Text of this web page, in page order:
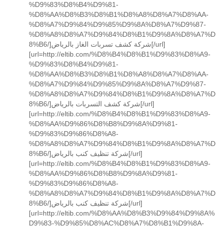
%D9%83%D8%B4%D9%81-
%D8%AA%D8%B3%D8%B1%D8%A8%D8%A7%D8%AA-
%D8%A7%D9%84%D9%85%D9%8A%D8%A7%D9%87-
%D8%A8%D8%A7%D9%84%D8%B1%D9%8A%D8%A7%D
8%B6/]شركة كشف تسربات الغاز بالرياض[/url]
[url=http://eltib.com/%D8%B4%D8%B1%D9%83%D8%A9-
%D9%83%D8%B4%D9%81-
%D8%AA%D8%B3%D8%B1%D8%A8%D8%A7%D8%AA-
%D8%A7%D9%84%D9%85%D9%8A%D8%A7%D9%87-
%D8%A8%D8%A7%D9%84%D8%B1%D9%8A%D8%A7%D
8%B6/]شركة كشف التسربات بالرياض[/url]
[url=http://eltib.com/%D8%B4%D8%B1%D9%83%D8%A9-
%D8%AA%D9%86%D8%B8%D9%8A%D9%81-
%D9%83%D9%86%D8%A8-
%D8%A8%D8%A7%D9%84%D8%B1%D9%8A%D8%A7%D
8%B6/]شركة تنظيف كنب بالرياض[/url]
[url=http://eltib.com/%D8%B4%D8%B1%D9%83%D8%A9-
%D8%AA%D9%86%D8%B8%D9%8A%D9%81-
%D9%83%D9%86%D8%A8-
%D8%A8%D8%A7%D9%84%D8%B1%D9%8A%D8%A7%D
8%B6/]شركة تنظيف كنب بالرياض[/url]
[url=http://eltib.com/%D8%AA%D8%B3%D9%84%D9%8A%
D9%83-%D9%85%D8%AC%D8%A7%D8%B1%D9%8A-